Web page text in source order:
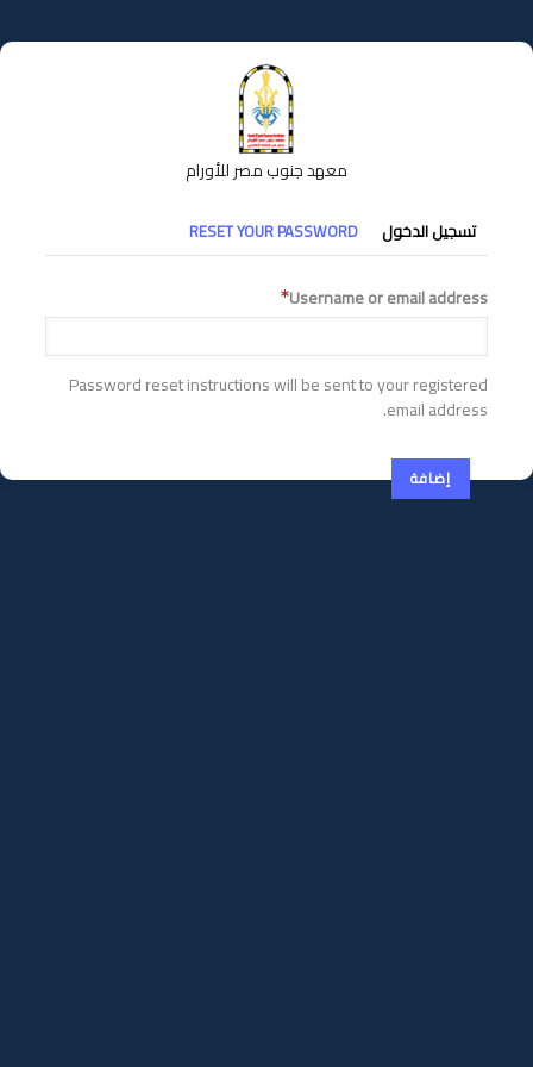
إلى
المحتوى
معهد جنوب مصر للأورام
التبويبات
الأساسية
تسجيل الدخول RESET YOUR PASSWORD
Username or email address
Password reset instructions will be sent to your registered
email address.